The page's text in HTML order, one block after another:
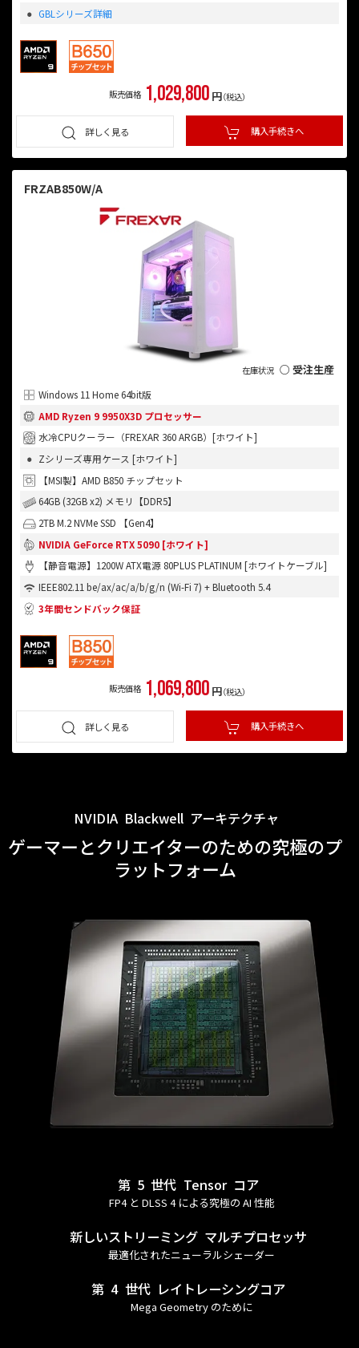
GBLシリーズ詳細
販売価格 1,029,800 円（税込）
詳しく見る 購入手続きへ
FRZAB850W/A
○ 受注生産
Windows 11 Home 64bit版
AMD Ryzen 9 9950X3D プロセッサー
水冷CPUクーラー（FREXAR 360 ARGB）[ホワイト]
Zシリーズ専用ケース [ホワイト]
【MSI製】AMD B850 チップセット
64GB (32GB x2) メモリ【DDR5】
2TB M.2 NVMe SSD 【Gen4】
NVIDIA GeForce RTX 5090 [ホワイト]
【静音電源】1200W ATX電源 80PLUS PLATINUM [ホワイトケーブル]
IEEE802.11 be/ax/ac/a/b/g/n (Wi-Fi 7) + Bluetooth 5.4
3年間センドバック保証
販売価格 1,069,800 円（税込）
詳しく見る 購入手続きへ
NVIDIA Blackwell アーキテクチャ
ゲーマーとクリエイターのための究極のプ
ラットフォーム
第 5 世代 Tensor コア
FP4 と DLSS 4 による究極の AI 性能
新しいストリーミング マルチプロセッサ
最適化されたニューラルシェーダー
第 4 世代 レイトレーシングコア
Mega Geometry のために